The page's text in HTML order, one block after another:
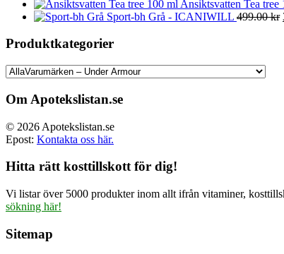
Ansiktsvatten Tea
Sport-bh Grå - ICANIWILL 499.00kr
Produktkategorier
Om Apotekslistan.se
© 2026 Apotekslistan.se
Epost: Kontakta oss här.
Hitta rätt kosttillskott för dig!
Vi listar över 5000 produkter inom allt ifrån vitaminer,
sökning här!
Sitemap